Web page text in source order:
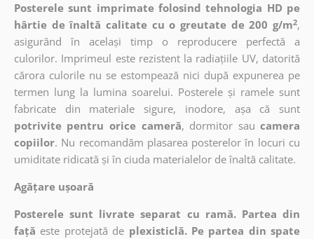
Posterele sunt imprimate folosind tehnologia HD pe
hârtie de înaltă calitate cu o greutate de 200 g/m2,
asigurând în același timp o reproducere perfectă a
culorilor. Imprimeul este rezistent la radiațiile UV, datorită
cărora culorile nu se estompează nici după expunerea pe
termen lung la lumina soarelui. Posterele și ramele sunt
fabricate din materiale sigure, inodore, așa că sunt
potrivite pentru orice cameră, dormitor sau camera
copiilor. Nu recomandăm plasarea posterelor în locuri cu
umiditate ridicată și în ciuda materialelor de înaltă calitate.
Agățare ușoară
Posterele sunt livrate separat cu ramă. Partea din
față este protejată de plexisticlă. Pe partea din spate